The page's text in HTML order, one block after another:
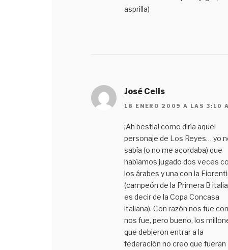
asprilla)
José Celis
18 ENERO 2009 A LAS 3:10
¡Ah bestia! como diría aquel
personaje de Los Reyes… yo
sabía (o no me acordaba) que
habíamos jugado dos veces
los árabes y una con la
(campeón de la Primera B
es decir de la Copa Concasa
italiana). Con razón nos fue
nos fue, pero bueno, los
que debieron entrar a la
federación no creo que fueran